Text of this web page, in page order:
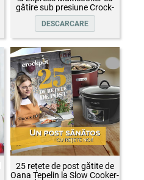
gătire sub presiune Crock-
Pot
DESCARCARE
25 rețete de post gătite de
Oana Țepelin la Slow Cooker-